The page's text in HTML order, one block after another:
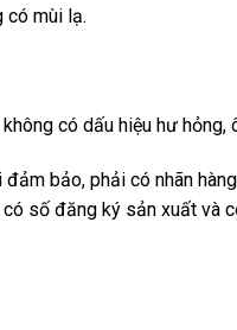
có mùi lạ.
có dấu hiệu hư hỏng,
bảo, phải có nhãn
số đăng ký sản xuất